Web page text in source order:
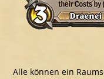
Alle können ein